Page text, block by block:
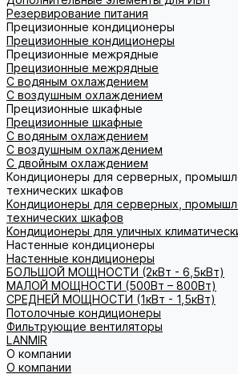
Резервирование питания
Прецизионные кондиционеры
Прецизионные кондиционеры
Прецизионные межрядные
Прецизионные межрядные
С водяным охлаждением
С воздушным охлаждением
Прецизионные шкафные
Прецизионные шкафные
С водяным охлаждением
С воздушным охлаждением
С двойным охлаждением
Кондиционеры для серверных,
технических шкафов
Кондиционеры для серверных,
технических шкафов
Кондиционеры для уличных
Настенные кондиционеры
Настенные кондиционеры
БОЛЬШОЙ МОЩНОСТИ (2кВт - 6,5кВт)
МАЛОЙ МОЩНОСТИ (500Вт – 800Вт)
СРЕДНЕЙ МОЩНОСТИ (1кВт - 1,5кВт)
Потолочные кондиционеры
Фильтрующие вентиляторы
LANMIR
О компании
О компании